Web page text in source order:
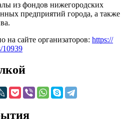
из фондов нижегородских
предприятий города, а также
на сайте организаторов: https://